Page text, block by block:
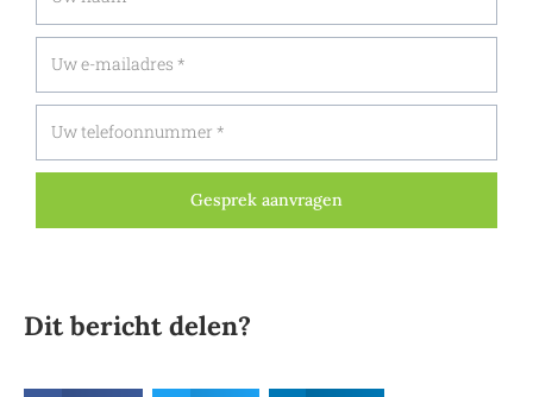
Gesprek aanvragen
Dit bericht delen?